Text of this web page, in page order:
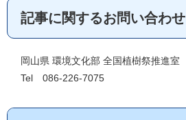
記事に関するお問い合わせ
岡山県 環境文化部 全国植樹祭推進室
Tel 086-226-7075